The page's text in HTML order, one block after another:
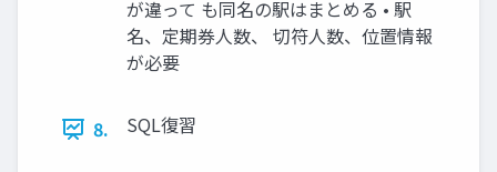
が違って も同名の駅はまとめる • 駅
名、定期券人数、 切符人数、位置情報
が必要
8. SQL復習